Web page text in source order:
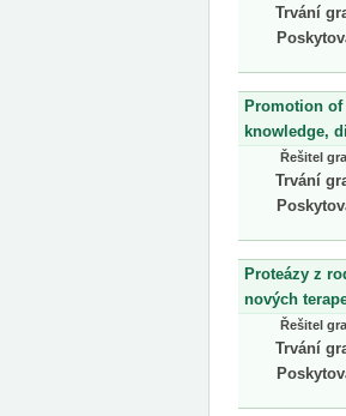
Trvání
Promotion
knowledge,
Řešitel
Trvání
Proteázy z
nových
Řešitel
Trvání